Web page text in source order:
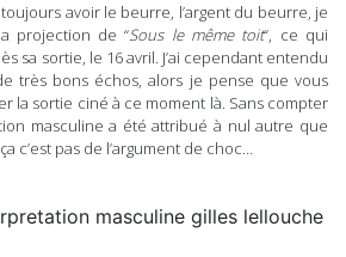
avoir le beurre, l’argent du beurre, je
projection de “Sous le même toit“, ce qui
sa sortie, le 16 avril. J’ai cependant entendu
très bons échos, alors je pense que vous
la sortie ciné à ce moment là. Sans compter
masculine a été attribué à nul autre que
c’est pas de l’argument de choc…